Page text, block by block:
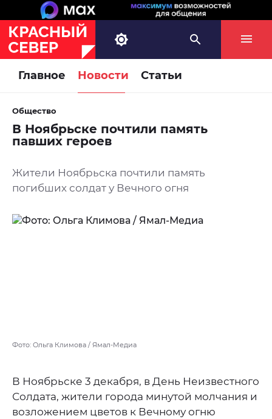
Главное Новости Статьи
Общество
В Ноябрьске почтили память
павших героев
Жители Ноябрьска почтили память
погибших солдат у Вечного огня
Фото: Ольга Климова / Ямал-Медиа
В Ноябрьске 3 декабря, в День Неизвестного
Солдата, жители города минутой молчания и
возложением цветов к Вечному огню